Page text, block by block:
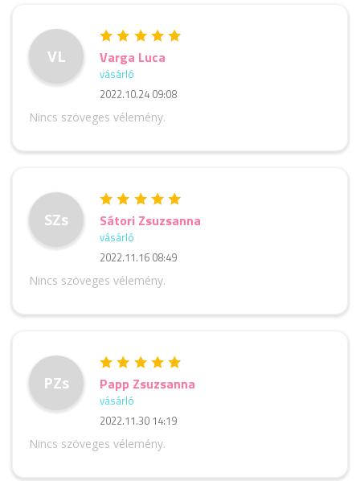
VL Varga Luca
vásárló
2022.10.24 09:08
Nincs szöveges vélemény.
SZs Sátori Zsuzsanna
vásárló
2022.11.16 08:49
Nincs szöveges vélemény.
PZs Papp Zsuzsanna
vásárló
2022.11.30 14:19
Nincs szöveges vélemény.